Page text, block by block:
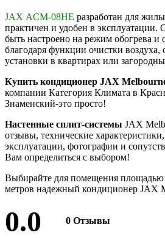
JAX ACM-08HE разработан для
практичен и удобен в эксплуатации.
быть настроено на режим обогрева и
благодаря функции очистки воздуха,
установки в квартирах или
Купить кондиционер JAX
компании Категория Климата в
Знаменский-это просто!
Настенные сплит-системы JAX
отзывы, технические
эксплуатации, фотографии и
Вам определиться с выбором!
Выбирайте для помещения площадью
метров надежный кондиционер JAX
0.0 0 Отзывы